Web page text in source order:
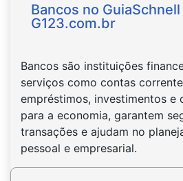
Bancos no
G123.com.br
Bancos são instituições
serviços como contas
empréstimos, investimentos e
para a economia, garantem
transações e ajudam no
pessoal e empresarial.